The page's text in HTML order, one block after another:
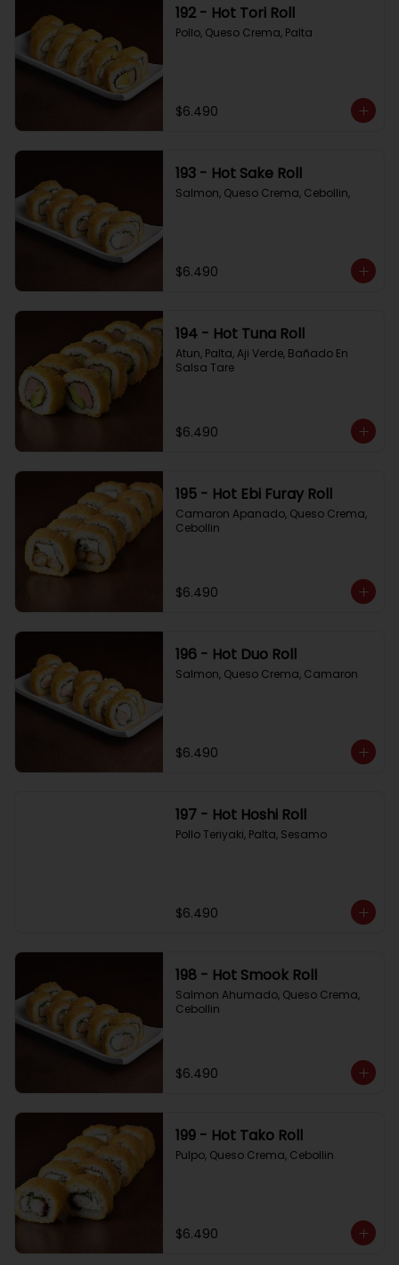
192 - Hot Tori Roll
Pollo, Queso Crema, Palta
$6.490
193 - Hot Sake Roll
Salmon, Queso Crema, Cebollin,
$6.490
194 - Hot Tuna Roll
Atun, Palta, Aji Verde, Bañado En
Salsa Tare
$6.490
195 - Hot Ebi Furay Roll
Camaron Apanado, Queso Crema,
Cebollin
$6.490
196 - Hot Duo Roll
Salmon, Queso Crema, Camaron
$6.490
197 - Hot Hoshi Roll
Pollo Teriyaki, Palta, Sesamo
$6.490
198 - Hot Smook Roll
Salmon Ahumado, Queso Crema,
Cebollin
$6.490
199 - Hot Tako Roll
Pulpo, Queso Crema, Cebollin
$6.490